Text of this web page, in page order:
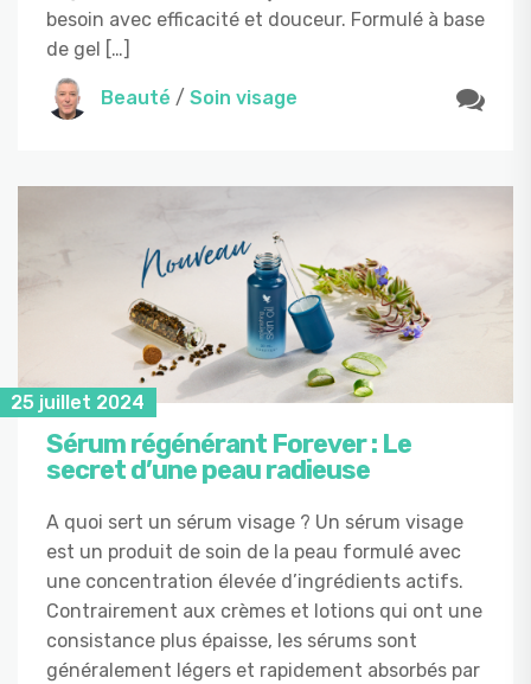
besoin avec efficacité et douceur. Formulé à base
de gel […]
Beauté / Soin visage
25 juillet 2024
Sérum régénérant Forever : Le
secret d’une peau radieuse
A quoi sert un sérum visage ? Un sérum visage
est un produit de soin de la peau formulé avec
une concentration élevée d’ingrédients actifs.
Contrairement aux crèmes et lotions qui ont une
consistance plus épaisse, les sérums sont
généralement légers et rapidement absorbés par